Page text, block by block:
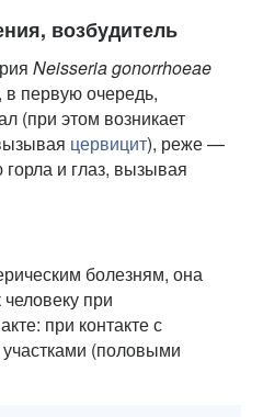
возбудитель
Neisseria gonorrhoeae
в первую очередь,
(при этом возникает
цервицит), реже —
и глаз, вызывая
болезням, она
при
при контакте с
(половыми